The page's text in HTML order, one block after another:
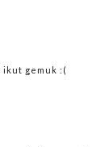
ikut gemuk :(